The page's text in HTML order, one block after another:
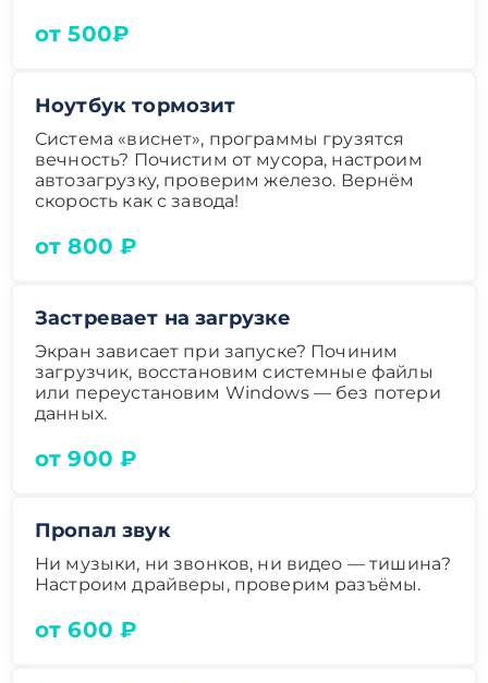
от 500₽
Ноутбук тормозит
Система «виснет», программы грузятся
вечность? Почистим от мусора, настроим
автозагрузку, проверим железо. Вернём
скорость как с завода!
от 800 ₽
Застревает на загрузке
Экран зависает при запуске? Починим
загрузчик, восстановим системные файлы
или переустановим Windows — без потери
данных.
от 900 ₽
Пропал звук
Ни музыки, ни звонков, ни видео — тишина?
Настроим драйверы, проверим разъёмы.
от 600 ₽